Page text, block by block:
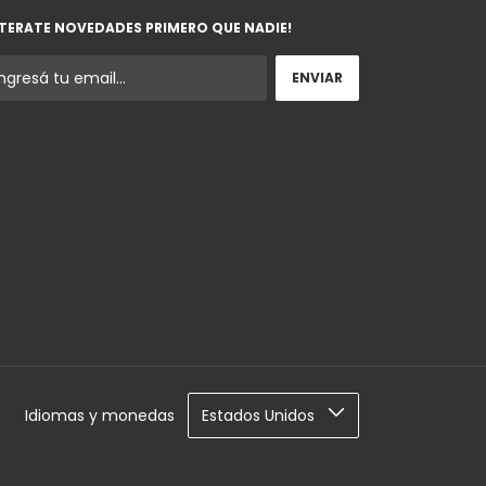
NOVEDADES PRIMERO QUE NADIE!
Idiomas y monedas